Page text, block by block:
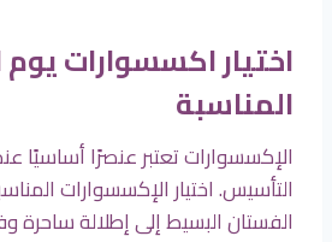
اختيار اكسسوارات
المناسبة
الإكسسوارات تعتبر عنصرًا أساسيًا
التأسيس. اختيار الإكسسوارات
الفستان البسيط إلى إطلالة ساحرة